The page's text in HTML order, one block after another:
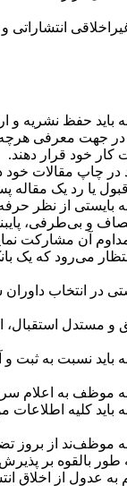
باید حفظ نشریه و
در جهت معرفی
کار خود قرار دهند.
در چاپ مقالات
قبول یا رد یک
بایستی از نظر
و بی‌طرفی،
آن مشارکت
می‌رود که یک
در انتخاب
و مستدل
نسبت به ثبت و
موظف به اعلام
کلیه اطلاعات
بالقوه بر پذیرش
عدول از اخلاق